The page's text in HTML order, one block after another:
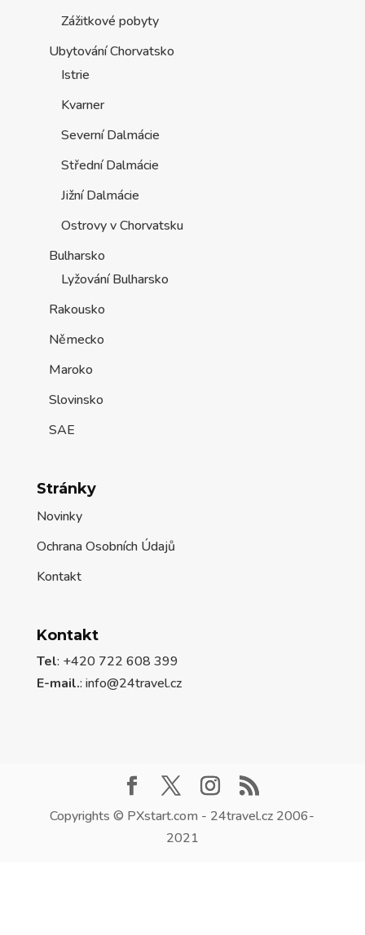
Zážitkové pobyty
Ubytování Chorvatsko
Istrie
Kvarner
Severní Dalmácie
Střední Dalmácie
Jižní Dalmácie
Ostrovy v Chorvatsku
Bulharsko
Lyžování Bulharsko
Rakousko
Německo
Maroko
Slovinsko
SAE
Stránky
Novinky
Ochrana Osobních Údajů
Kontakt
Kontakt
Tel: +420 722 608 399
E-mail.: info@24travel.cz
Copyrights © PXstart.com - 24travel.cz 2006-
2021